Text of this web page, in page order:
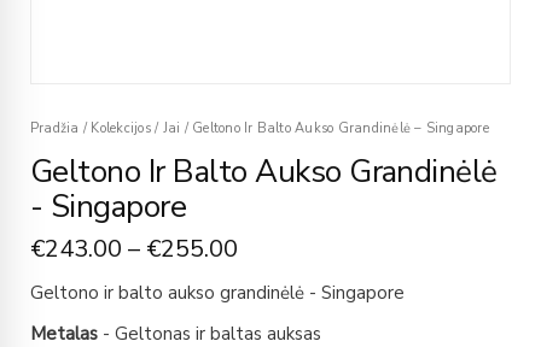
Pradžia / Kolekcijos / Jai /Geltono Ir Balto Aukso Grandinėlė – Singapore
Geltono Ir Balto Aukso Grandinėlė
- Singapore
€243.00 – €255.00
Geltono ir balto aukso grandinėlė - Singapore
Metalas - Geltonas ir baltas auksas